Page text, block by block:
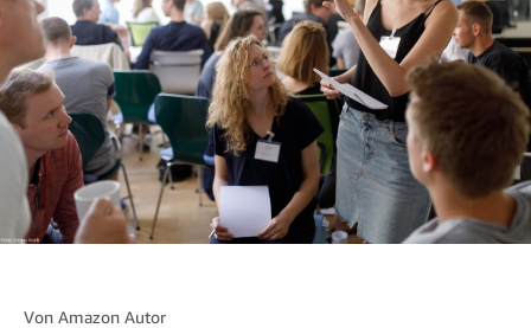
Von Amazon Autor